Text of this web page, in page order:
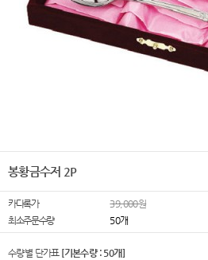
봉황금수저 2P
카다록가
39,000원
최소주문수량
50개
수량별 단가표 [기본수량 : 50개]